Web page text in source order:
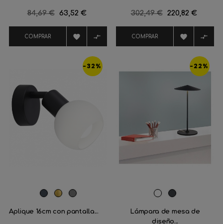
Precio
84,69 € Precio
63,52 €
COMPRAR  
Precio
302,49 € Precio
220,82 €
COMPRAR  
-32%
NegroLatónNíquel
Aplique 16cm con pantalla...
-22%
BlancoGris
Lámpara de mesa de
diseño...